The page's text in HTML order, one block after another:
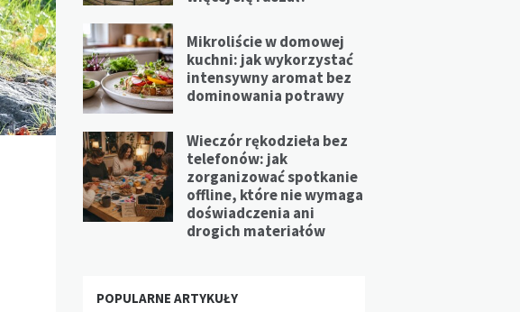
Mikroliście w domowej
kuchni: jak wykorzystać
intensywny aromat bez
dominowania potrawy
Wieczór rękodzieła bez
telefonów: jak
zorganizować spotkanie
offline, które nie wymaga
doświadczenia ani
drogich materiałów
POPULARNE ARTYKUŁY